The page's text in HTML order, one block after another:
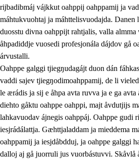
3.2 Åhpadibme ja hiebadum
3.3 Aktisasjbarggo sijda ja skåvlå
3.4 Åhpadus åhpadusvidnudagán ja
3.5 Profesjåvnåaktisasjvuohta ja
rijbadibmáj vájkkut oahppij oahppamij ja
máhtukvuohtaj ja máhttelisvuodajda. Danen
duosstu divna oahppijt rahtjalis, valla almma
åhpadiddje vuosedi profesjonála dájdov gå
árvustalli.
Oahppe galggi tjiegŋudagájt duon dán
vaddi sajev tjiegŋodimoahppamij, de li
le ærádis ja sij e åhpa avta ruvva ja e ga avta
diehto gåktu oahppe oahppi, majt åvdutjijs
lahkavuodav ájnegis oahppáj. Oahppe gudi
iesjrádálattja. Gæhttjaladdam ja mieddema
oahppamij ja iesjdåbdduj, ja oahppe galggi
dalloj aj gå juorruli jus vuorbástuvvi. Skåvlå